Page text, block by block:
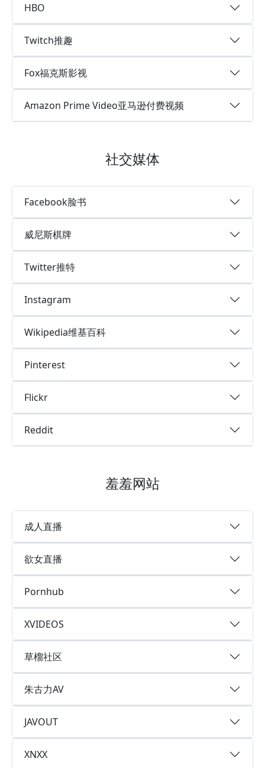
HBO
Twitch推趣
Fox福克斯影视
Amazon Prime Video亚马逊付费视频
社交媒体
Facebook脸书
威尼斯棋牌
Twitter推特
Instagram
Wikipedia维基百科
Pinterest
Flickr
Reddit
羞羞网站
成人直播
欲女直播
Pornhub
XVIDEOS
草榴社区
朱古力AV
JAVOUT
XNXX